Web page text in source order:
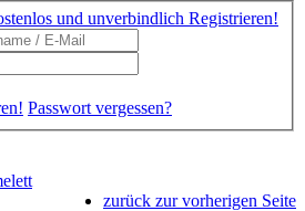
Passwort vergessen?
zurück zur vorherigen Seite